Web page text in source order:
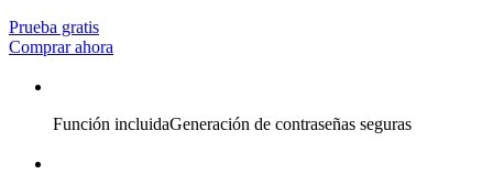
Prueba gratis
Comprar ahora
Función incluidaGeneración de contraseñas seguras